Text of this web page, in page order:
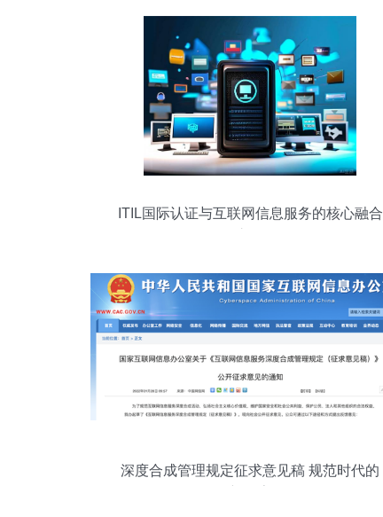
ITIL国际认证与互联网信息服务的核心融合
深度合成管理规定征求意见稿 规范时代的